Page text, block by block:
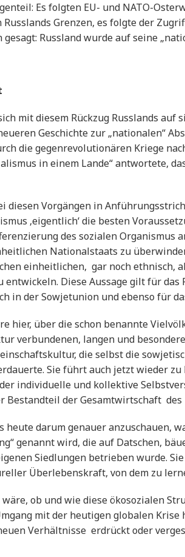
Es folgten EU- und NATO-
Russlands Grenzen, es folgte der
gesagt: Russland wurde auf seine
mit diesem Rückzug Russlands auf
Geschichte zur „nationalen“
die gegenrevolutionären Kriege
in einem Lande“ antwortete,
diesen Vorgängen in
‚eigentlich‘ die besten
des sozialen Organismus
Nationalstaats zu
einheitlichen, gar noch ethnisch,
entwickeln. Diese Aussage gilt für das
in der Sowjetunion und ebenso für
hier, über die schon benannte
verbundenen, langen und
die selbst die
Sie führt auch jetzt wieder
individuelle und kollektive
Bestandteil der Gesamtwirtschaft des
heute darum genauer anzuschauen,
genannt wird, die auf Datschen,
Siedlungen betrieben wurde.
Überlebenskraft, von dem zu
ob und wie diese ökosozialen
mit der heutigen globalen
Verhältnisse erdrückt oder